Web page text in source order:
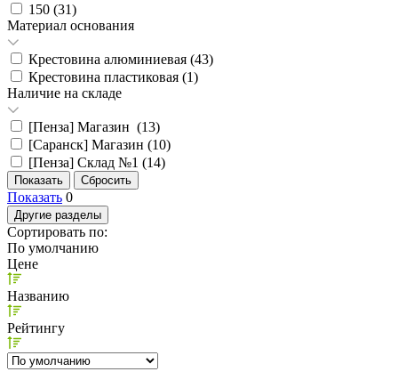
150 (31)
Материал основания
Крестовина алюминиевая (43)
Крестовина пластиковая (1)
Наличие на складе
[Пенза] Магазин (13)
[Саранск] Магазин (10)
[Пенза] Склад №1 (14)
Показать 0
Другие разделы
Сортировать по:
По умолчанию
Цене
Названию
Рейтингу